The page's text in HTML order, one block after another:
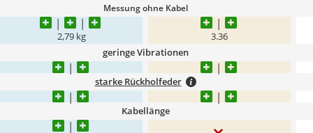
Messung ohne Kabel
2,79 kg 3.36
geringe Vibrationen
starke Rückholfeder
Kabellänge